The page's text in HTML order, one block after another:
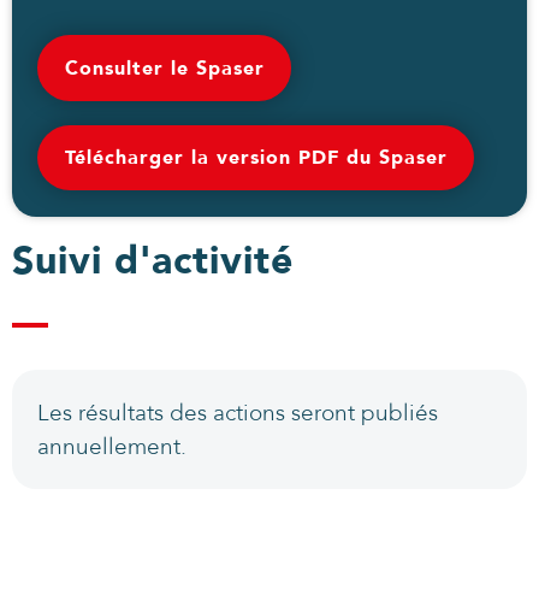
Consulter le Spaser
Télécharger la version PDF du Spaser
Suivi d'activité
Les résultats des actions seront publiés
annuellement.